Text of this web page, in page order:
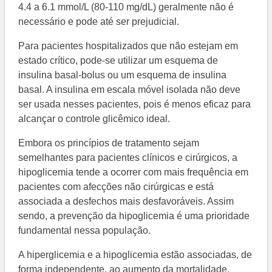
4.4 a 6.1 mmol/L (80-110 mg/dL) geralmente não é
necessário e pode até ser prejudicial.
Para pacientes hospitalizados que não estejam em
estado crítico, pode-se utilizar um esquema de
insulina basal-bolus ou um esquema de insulina
basal. A insulina em escala móvel isolada não deve
ser usada nesses pacientes, pois é menos eficaz para
alcançar o controle glicêmico ideal.
Embora os princípios de tratamento sejam
semelhantes para pacientes clínicos e cirúrgicos, a
hipoglicemia tende a ocorrer com mais frequência em
pacientes com afecções não cirúrgicas e está
associada a desfechos mais desfavoráveis. Assim
sendo, a prevenção da hipoglicemia é uma prioridade
fundamental nessa população.
A hiperglicemia e a hipoglicemia estão associadas, de
forma independente, ao aumento da mortalidade,